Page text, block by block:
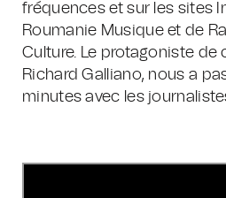
fréquences et sur les sites
Roumanie Musique et de
Culture. Le protagoniste de
Richard Galliano, nous a
minutes avec les